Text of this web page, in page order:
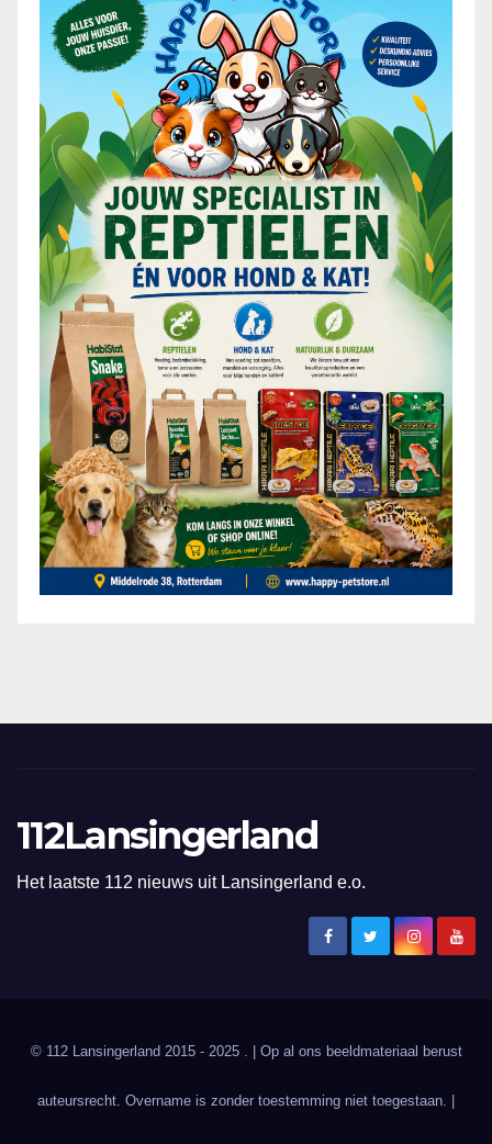
112Lansingerland
Het laatste 112 nieuws uit Lansingerland e.o.
© 112 Lansingerland 2015 - 2025 . | Op al ons beeldmateriaal berust
auteursrecht. Overname is zonder toestemming niet toegestaan. |